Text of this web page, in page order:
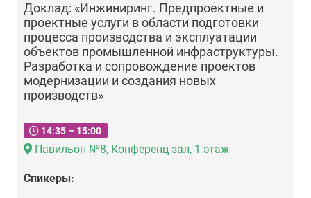
Доклад: «Инжиниринг. Предпроектные и
проектные услуги в области подготовки
процесса производства и эксплуатации
объектов промышленной инфраструктуры.
Разработка и сопровождение проектов
модернизации и создания новых
производств»
14:35 – 15:00
Павильон №8, Конференц-зал, 1 этаж
Спикеры: